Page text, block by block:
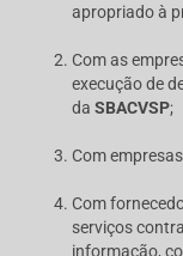
apropriado à
Com as
execução de
da SBACVSP;
Com
Com
serviços
informação,